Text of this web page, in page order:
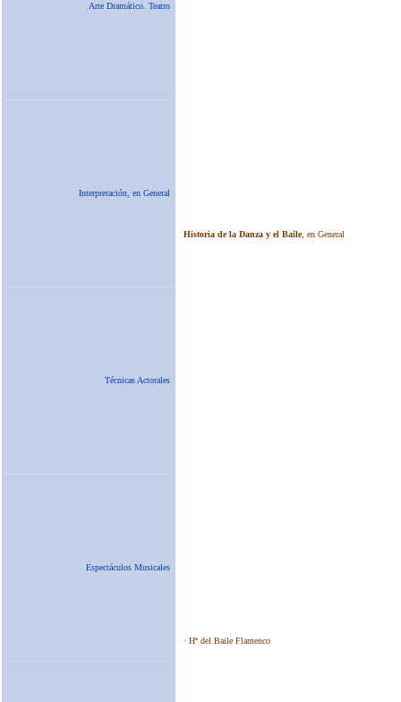
Arte Dramático. Teatro
Interpretación, en General
Técnicas Actorales
Espectáculos Musicales